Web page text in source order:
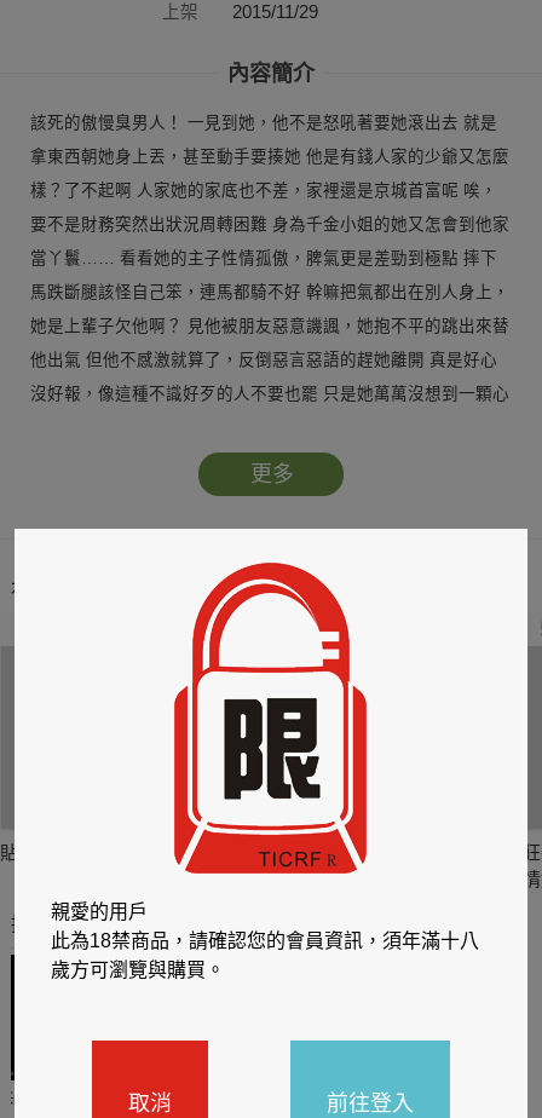
上架
2015/11/29
內容簡介
該死的傲慢臭男人！ 一見到她，他不是怒吼著要她滾出去 就是
拿東西朝她身上丟，甚至動手要揍她 他是有錢人家的少爺又怎麼
樣？了不起啊 人家她的家底也不差，家裡還是京城首富呢 唉，
要不是財務突然出狀況周轉困難 身為千金小姐的她又怎會到他家
當丫鬟…… 看看她的主子性情孤傲，脾氣更是差勁到極點 摔下
馬跌斷腿該怪自己笨，連馬都騎不好 幹嘛把氣都出在別人身上，
她是上輩子欠他啊？ 見他被朋友惡意譏諷，她抱不平的跳出來替
他出氣 但他不感激就算了，反倒惡言惡語的趕她離開 真是好心
沒好報，像這種不識好歹的人不要也罷 只是她萬萬沒想到一顆心
更多
本類暢銷榜
貼身剪裁II：如癮
3
貼心情婦～魅惑之
六
情竊竹心～魅惑之
四
推薦你買好東西
閱讀有禮，TCL平板送觸
TCL數位筆記本送月讀包1
親愛的用戶
此為18禁商品，請確認您的會員資訊，須年滿十八
歲方可瀏覽與購買。
取消 前往登入